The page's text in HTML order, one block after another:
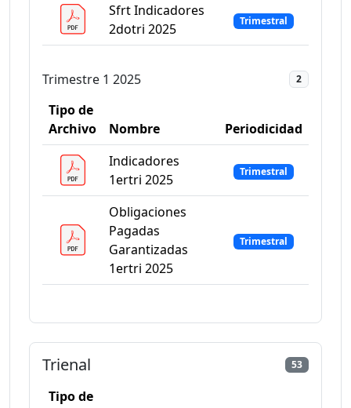
Sfrt Indicadores
2dotri 2025
Trimestral
Trimestre 1 2025 2
Tipo de
Archivo
Nombre
Periodicidad
Indicadores
1ertri 2025
Trimestral
Obligaciones
Pagadas
Garantizadas
1ertri 2025
Trimestral
Trienal 53
Tipo de